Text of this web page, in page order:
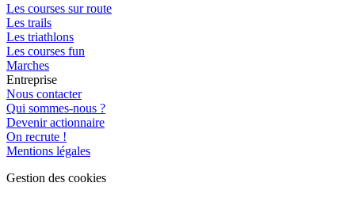
Les courses sur route
Les trails
Les triathlons
Les courses fun
Marches
Entreprise
Nous contacter
Qui sommes-nous ?
Devenir actionnaire
On recrute !
Mentions légales
Gestion des cookies